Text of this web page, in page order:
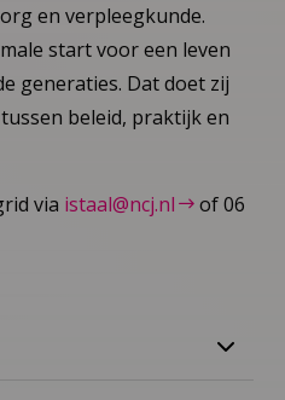
en verpleegkunde.
start voor een leven
generaties. Dat doet zij
beleid, praktijk en
via istaal@ncj.nl
of 06